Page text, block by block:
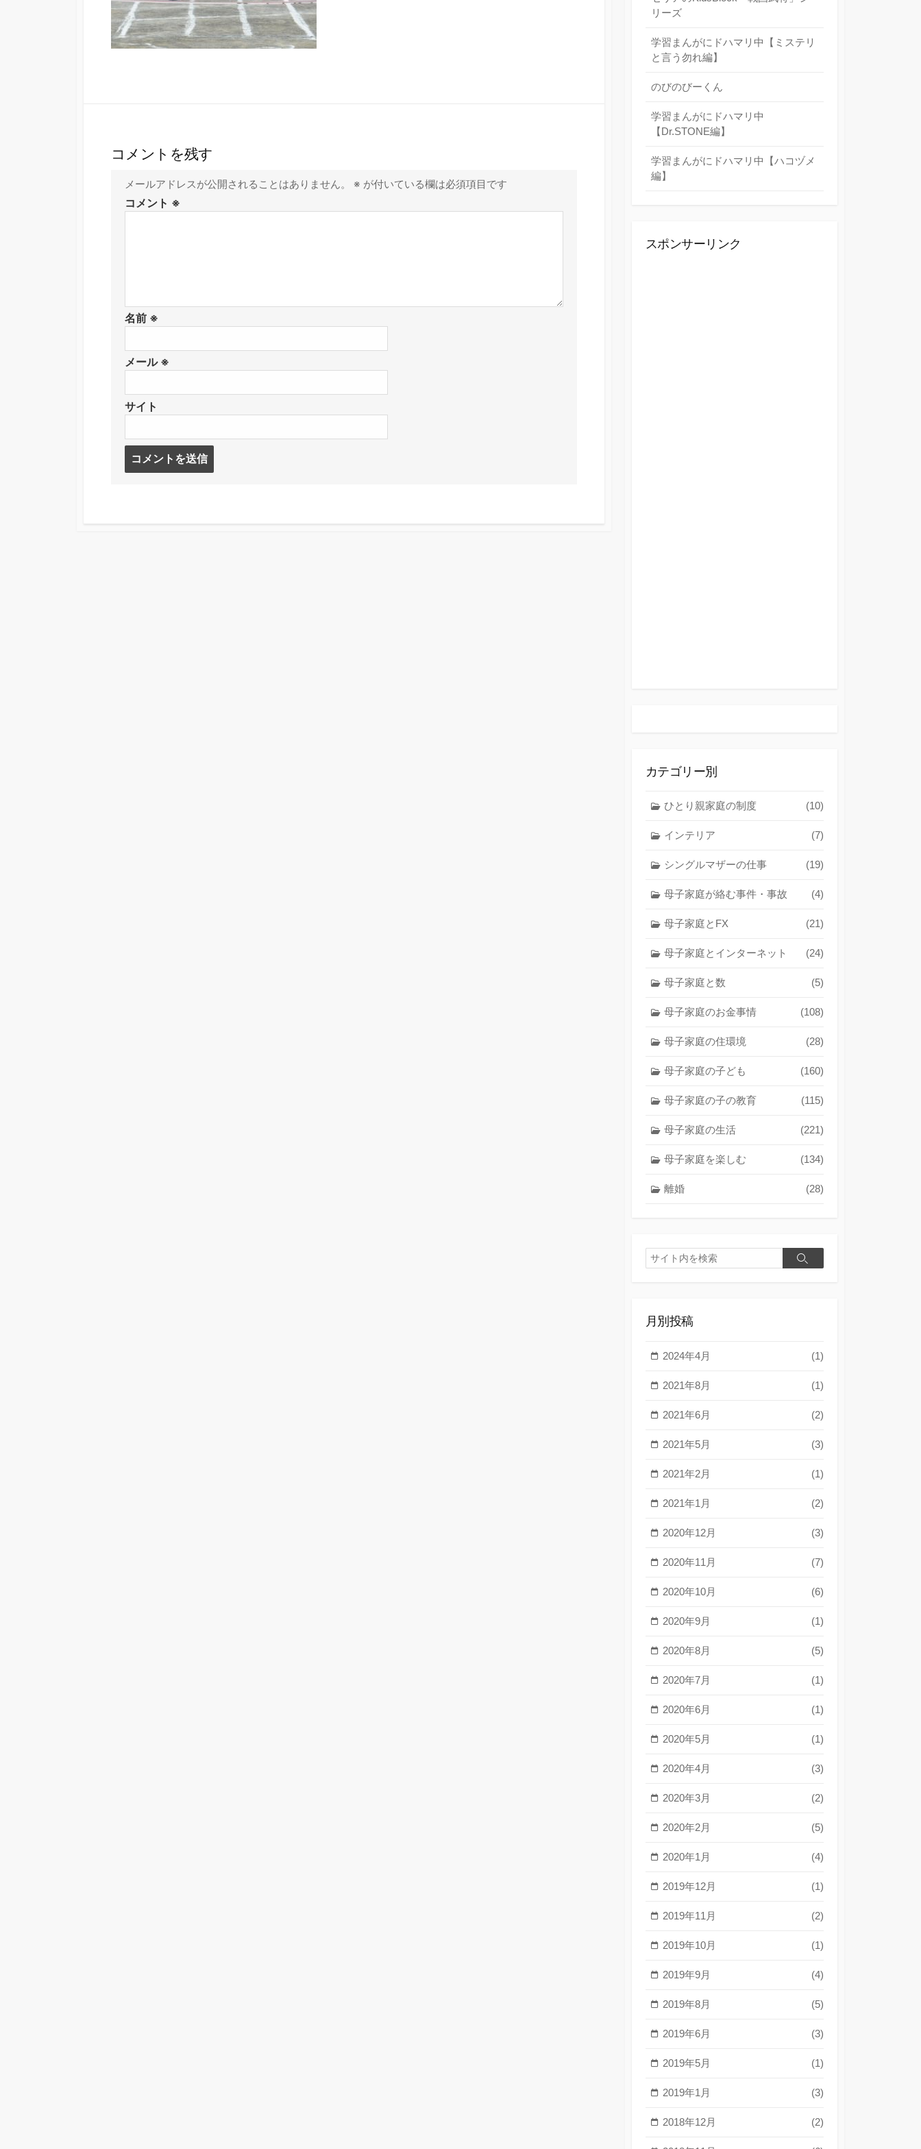
コメントを残す
メールアドレスが公開されることはありません。 ※ が付いている欄は必須項目です
コメント ※
名前 ※
メール ※
サイト
リーズ
学習まんがにドハマリ中【ミステリ
と言う勿れ編】
のびのびーくん
学習まんがにドハマリ中
【Dr.STONE編】
学習まんがにドハマリ中【ハコヅメ
編】
スポンサーリンク
カテゴリー別
ひとり親家庭の制度 (10)
インテリア (7)
シングルマザーの仕事 (19)
母子家庭が絡む事件・事故 (4)
母子家庭とFX (21)
母子家庭とインターネット (24)
母子家庭と数 (5)
母子家庭のお金事情 (108)
母子家庭の住環境 (28)
母子家庭の子ども (160)
母子家庭の子の教育 (115)
母子家庭の生活 (221)
母子家庭を楽しむ (134)
離婚 (28)
検
索
検
月別投稿
2024年4月 (1)
2021年8月 (1)
2021年6月 (2)
2021年5月 (3)
2021年2月 (1)
2021年1月 (2)
2020年12月 (3)
2020年11月 (7)
2020年10月 (6)
2020年9月 (1)
2020年8月 (5)
2020年7月 (1)
2020年6月 (1)
2020年5月 (1)
2020年4月 (3)
2020年3月 (2)
2020年2月 (5)
2020年1月 (4)
2019年12月 (1)
2019年11月 (2)
2019年10月 (1)
2019年9月 (4)
2019年8月 (5)
2019年6月 (3)
2019年5月 (1)
2019年1月 (3)
2018年12月 (2)